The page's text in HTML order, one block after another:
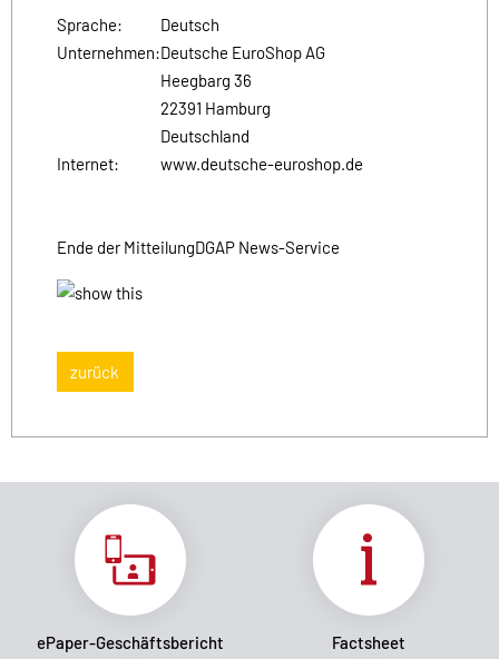
Sprache:
Deutsch
Unternehmen:Deutsche EuroShop AG
Heegbarg 36
22391 Hamburg
Deutschland
Internet:
www.deutsche-euroshop.de
Ende der MitteilungDGAP News-Service
zurück
ePaper-Geschäftsbericht Factsheet